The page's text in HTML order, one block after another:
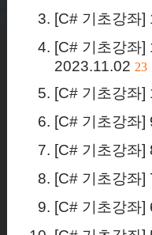
[C# 기초강좌]
[C# 기초강좌
2023.11.02 23
[C# 기초강좌
[C# 기초강좌]
[C# 기초강좌
[C# 기초강좌]
[C# 기초강좌]